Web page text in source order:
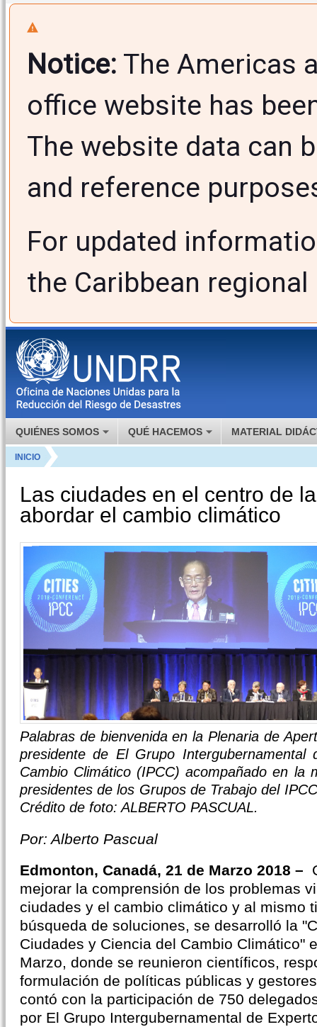
Notice: The Americas
office website has
The website data can
and reference
For updated
the Caribbean
QUIÉNES SOMOS QUÉ HACEMOS MATERIAL
INICIO
Las ciudades en el centro de
abordar el cambio climático
Palabras de bienvenida en la Plenaria de
presidente de El Grupo Intergubernamental
Cambio Climático (IPCC) acompañado en la
presidentes de los Grupos de Trabajo del
Crédito de foto: ALBERTO PASCUAL.
Por: Alberto Pascual
Edmonton, Canadá, 21 de Marzo 2018 –
mejorar la comprensión de los problemas
ciudades y el cambio climático y al mismo
búsqueda de soluciones, se desarrolló la
Ciudades y Ciencia del Cambio Climático"
Marzo, donde se reunieron científicos,
formulación de políticas públicas y
contó con la participación de 750
por El Grupo Intergubernamental de